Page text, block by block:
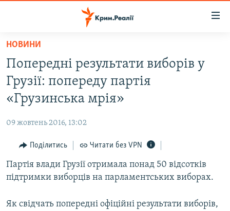
Перейти
основного
матеріалу
Перейти
до
основної
Перейти
пошуку
ВОДА.КРИМ
ВІДЕО ТА ФОТО
БЛОГИ
ПОГЛЯД
ІНТЕРВ'Ю
ВСЕ ЗА ДЕНЬ
СПЕЦПРОЕКТИ
НОВИНИ
Попередні результати виборів у
Грузії: попереду партія
«Грузинська мрія»
09 жовтень 2016, 13:02
Поділитись Читати без VPN
Партія влади Грузії отримала понад 50 відсотків
підтримки виборців на парламентських виборах.
Як свідчать попередні офіційні результати виборів,